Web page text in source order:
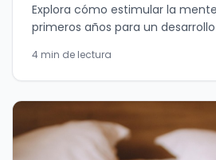
Explora cómo estimular la
primeros años para un
4 min de lectura